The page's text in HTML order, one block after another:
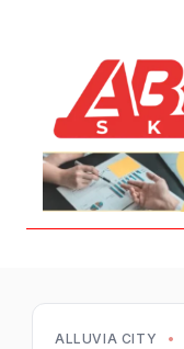
ALLUVIA CITY